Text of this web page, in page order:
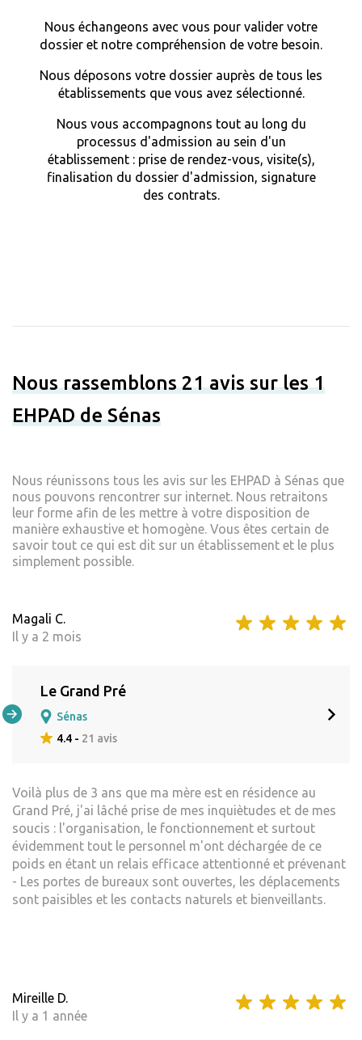
Nous échangeons avec vous pour valider votre
dossier et notre compréhension de votre besoin.
Nous déposons votre dossier auprès de tous les
établissements que vous avez sélectionné.
Nous vous accompagnons tout au long du
processus d'admission au sein d'un
établissement : prise de rendez-vous, visite(s),
finalisation du dossier d'admission, signature
des contrats.
Nous rassemblons 21 avis sur les 1
EHPAD de Sénas
Nous réunissons tous les avis sur les EHPAD à Sénas que
nous pouvons rencontrer sur internet. Nous retraitons
leur forme afin de les mettre à votre disposition de
manière exhaustive et homogène. Vous êtes certain de
savoir tout ce qui est dit sur un établissement et le plus
simplement possible.
Magali C.
Il y a 2 mois
Le Grand Pré
Sénas
4.4 - 21 avis
Voilà plus de 3 ans que ma mère est en résidence au
Grand Pré, j'ai lâché prise de mes inquiètudes et de mes
soucis : l'organisation, le fonctionnement et surtout
évidemment tout le personnel m'ont déchargée de ce
poids en étant un relais efficace attentionné et prévenant
- Les portes de bureaux sont ouvertes, les déplacements
sont paisibles et les contacts naturels et bienveillants.
Mireille D.
Il y a 1 année